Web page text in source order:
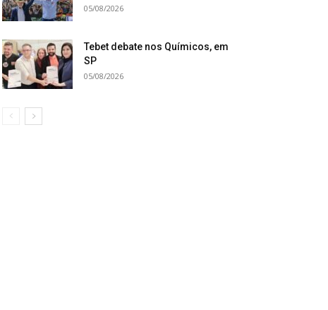
05/08/2026
Tebet debate nos Químicos, em
SP
05/08/2026